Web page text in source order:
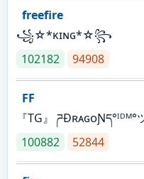
freefire
꧁☆*κɪɴɢ*☆꧂
102182
94908
FF
『TG』 ཌĐʀᴀɢᴏƝད°ᴵᴰᴹ°
100882
52844